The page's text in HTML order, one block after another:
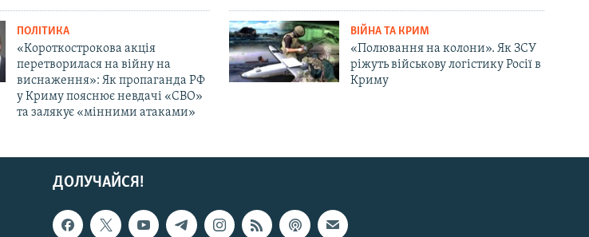
ПОЛІТИКА
«Короткострокова акція
перетворилася на війну на
виснаження»: Як пропаганда РФ
у Криму пояснює невдачі «СВО»
та залякує «мінними атаками»
ВІЙНА ТА КРИМ
«Полювання на колони». Як ЗСУ
ріжуть військову логістику Росії в
Криму
ДОЛУЧАЙСЯ!